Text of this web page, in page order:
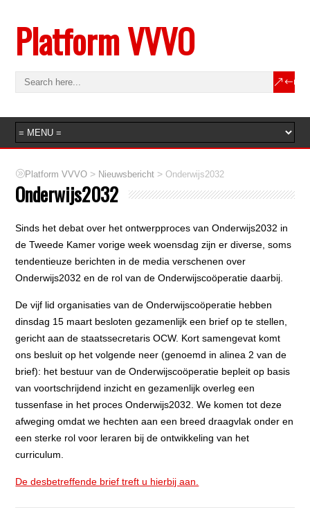
Platform VVVO
Platform VVVO > Nieuwsbericht >Onderwijs2032
Onderwijs2032
Sinds het debat over het ontwerpproces van Onderwijs2032 in
de Tweede Kamer vorige week woensdag zijn er diverse, soms
tendentieuze berichten in de media verschenen over
Onderwijs2032 en de rol van de Onderwijscoöperatie daarbij.
De vijf lid organisaties van de Onderwijscoöperatie hebben
dinsdag 15 maart besloten gezamenlijk een brief op te stellen,
gericht aan de staatssecretaris OCW. Kort samengevat komt
ons besluit op het volgende neer (genoemd in alinea 2 van de
brief): het bestuur van de Onderwijscoöperatie bepleit op basis
van voortschrijdend inzicht en gezamenlijk overleg een
tussenfase in het proces Onderwijs2032. We komen tot deze
afweging omdat we hechten aan een breed draagvlak onder en
een sterke rol voor leraren bij de ontwikkeling van het
curriculum.
De desbetreffende brief treft u hierbij aan.